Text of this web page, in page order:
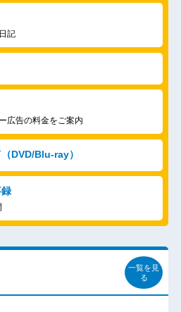
記
広告の料金をご案内
DVD/Blu-ray）
一覧を見
る